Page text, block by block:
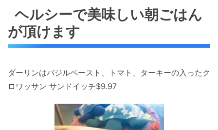
ヘルシーで美味しい朝ごはん
が頂けます
ダーリンはバジルペースト、トマト、ターキーの入ったク
ロワッサン サンドイッチ$9.97